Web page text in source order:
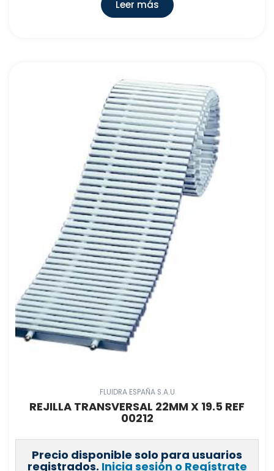
Leer más
FLUIDRA ESPAÑA S.A.U
REJILLA TRANSVERSAL 22MM X 19.5 REF
00212
Precio disponible solo para usuarios
registrados. Inicia sesión o Regístrate